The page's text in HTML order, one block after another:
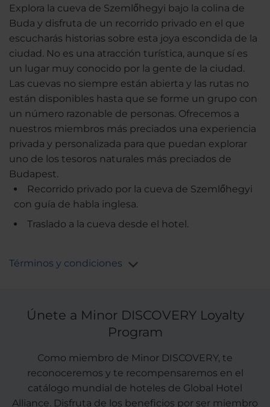
Explora la cueva de Szemlőhegyi bajo la colina de
Buda y disfruta de un recorrido privado en el que
escucharás historias sobre esta joya escondida de la
ciudad. No es una atracción turística, aunque sí es
un lugar muy conocido por la gente de la ciudad.
Las cuevas no siempre están abierta y las rutas no
están disponibles hasta que se forme un grupo con
un número razonable de personas. Ofrecemos a
nuestros miembros más preciados una experiencia
privada y personalizada para que puedan explorar
uno de los tesoros naturales más preciados de
Budapest.
Recorrido privado por la cueva de Szemlőhegyi
con guía de habla inglesa.
Traslado a la cueva desde el hotel.
Términos y condiciones
Únete a Minor DISCOVERY Loyalty
Program
Como miembro de Minor DISCOVERY, te
reconoceremos y te recompensaremos en el
catálogo mundial de hoteles de Global Hotel
Alliance. Disfruta de los beneficios por ser miembro